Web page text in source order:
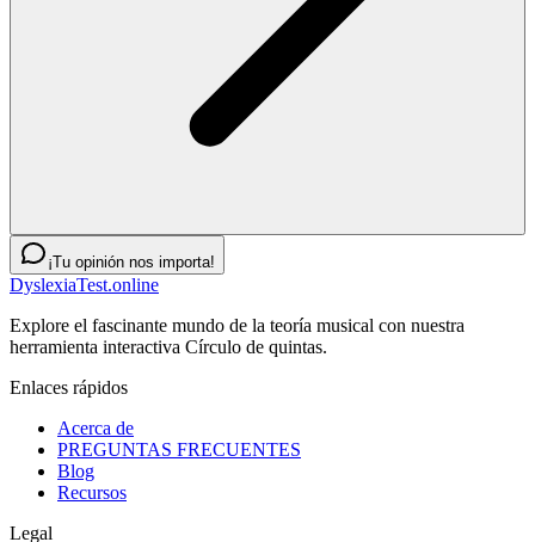
¡Tu opinión nos importa!
DyslexiaTest.online
Explore el fascinante mundo de la teoría musical con nuestra
herramienta interactiva Círculo de quintas.
Enlaces rápidos
Acerca de
PREGUNTAS FRECUENTES
Blog
Recursos
Legal